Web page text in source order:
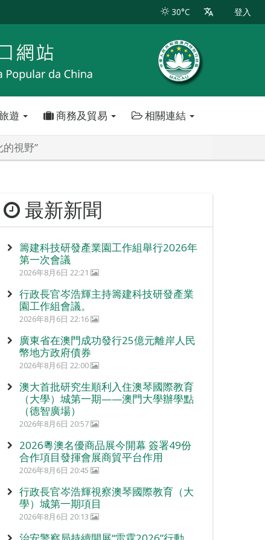
30°C 登入
遊 商務及貿易 相關連結
視野”
最新新聞
籌建科技研發產業園工作組舉行2026年
第一次會議
2026年8月6日 22:21
行政長官岑浩輝主持籌建科技研發產業
園工作組會議。
2026年8月6日 22:16
廣東省在澳門成功發行25億元離岸人民
幣地方政府債券
2026年8月6日 22:00
澳大首批研究生順利入住澳琴國際教育
（大學）城第一期——澳門大學辦學點
（德智廣場）
2026年8月6日 20:57
2026粵澳名優商品展今開幕 簽署49份
合作項目發揮會展商貿平台作用
2026年8月6日 20:45
行政長官岑浩輝視察澳琴國際教育（大
學）城第一期項目
2026年8月6日 20:13